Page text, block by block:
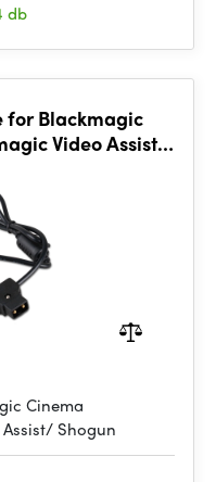
db
for Blackmagic
Video Assist/
Cinema
Shogun